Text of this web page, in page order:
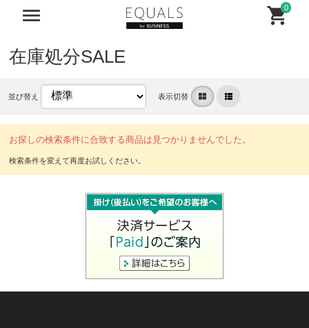
0
在庫処分SALE
並び替え 表示切替
お探しの検索条件に合致する商品は見つかりませんでした。